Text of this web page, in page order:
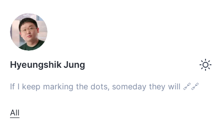
Hyeungshik Jung
If I keep marking the dots, someday they will 🔗🔗
All